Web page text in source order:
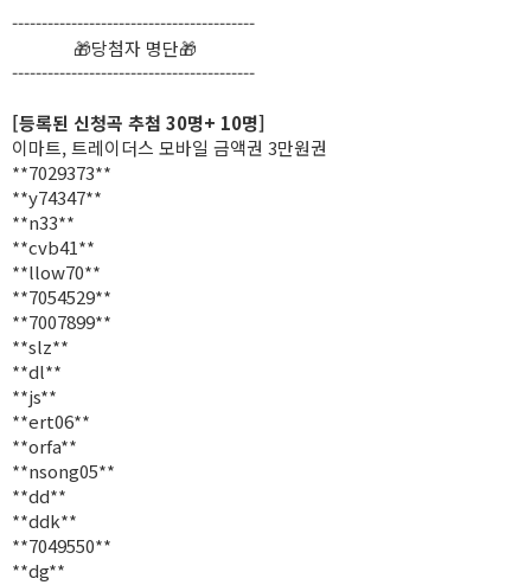
-----------------------------------------
🎁당첨자 명단🎁
-----------------------------------------
[등록된 신청곡 추첨 30명+ 10명]
이마트, 트레이더스 모바일 금액권 3만원권
**7029373**
**y74347**
**n33**
**cvb41**
**llow70**
**7054529**
**7007899**
**slz**
**dl**
**js**
**ert06**
**orfa**
**nsong05**
**dd**
**ddk**
**7049550**
**dg**